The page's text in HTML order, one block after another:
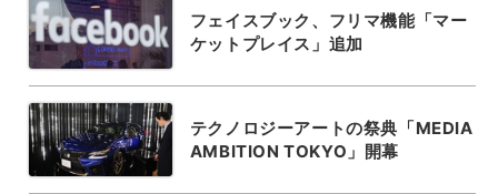
フェイスブック、フリマ機能「マー
ケットプレイス」追加
テクノロジーアートの祭典「MEDIA
AMBITION TOKYO」開幕